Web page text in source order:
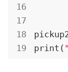
print(